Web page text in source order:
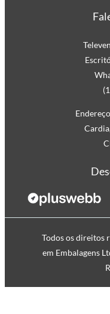
Todos os direitos
em Embalagens